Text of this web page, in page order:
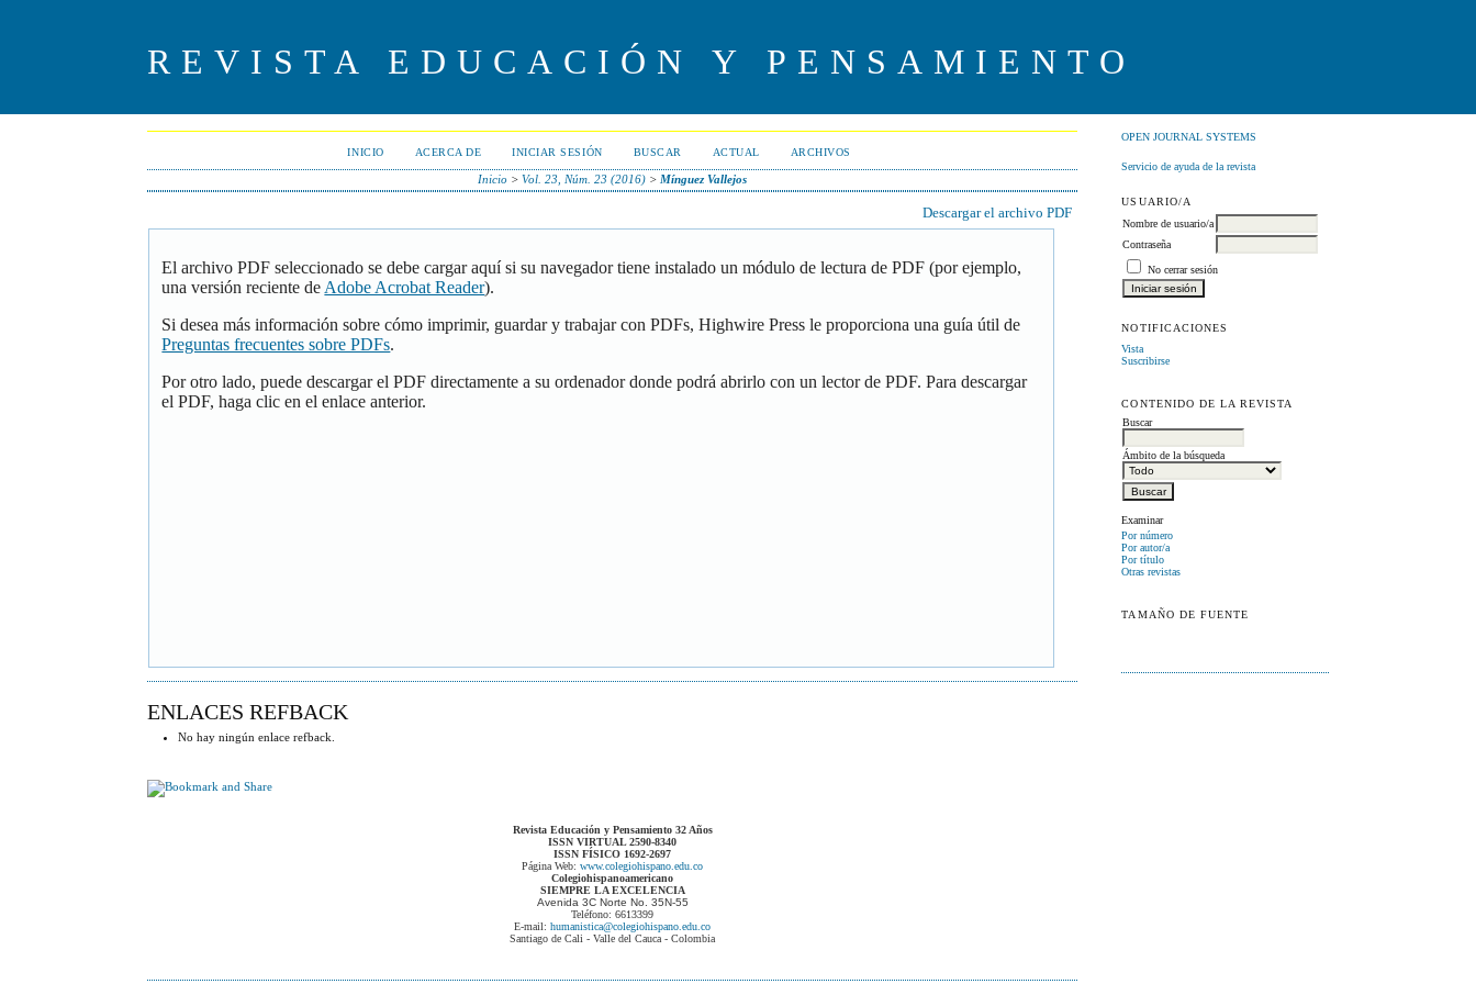
REVISTA EDUCACIÓN Y PENSAMIENTO
OPEN JOURNAL SYSTEMS
Servicio de ayuda de la revista
USUARIO/A
Nombre de usuario/a
Contraseña
No cerrar sesión
NOTIFICACIONES
Vista
Suscribirse
CONTENIDO DE LA REVISTA
Buscar
Ámbito de la búsqueda
Examinar
Por número
Por autor/a
Por título
Otras revistas
TAMAÑO DE FUENTE
INICIO ACERCA DE INICIAR SESIÓN BUSCAR ACTUAL ARCHIVOS
Inicio >Vol. 23, Núm. 23 (2016) > Mínguez Vallejos
Descargar el archivo PDF
El archivo PDF seleccionado se debe cargar aquí si su navegador tiene instalado un módulo de lectura de PDF (por ejemplo,
una versión reciente de Adobe Acrobat Reader).
Si desea más información sobre cómo imprimir, guardar y trabajar con PDFs, Highwire Press le proporciona una guía útil de
Preguntas frecuentes sobre PDFs.
Por otro lado, puede descargar el PDF directamente a su ordenador donde podrá abrirlo con un lector de PDF. Para descargar
el PDF, haga clic en el enlace anterior.
ENLACES REFBACK
No hay ningún enlace refback.
Revista Educación y Pensamiento 32 Años
ISSN VIRTUAL 2590-8340
ISSN FÍSICO 1692-2697
Página Web:www.colegiohispano.edu.co
Colegiohispanoamericano
SIEMPRE LA EXCELENCIA
Avenida 3C Norte No. 35N-55
Teléfono: 6613399
E-mail:humanistica@colegiohispano.edu.co
Santiago de Cali - Valle del Cauca - Colombia